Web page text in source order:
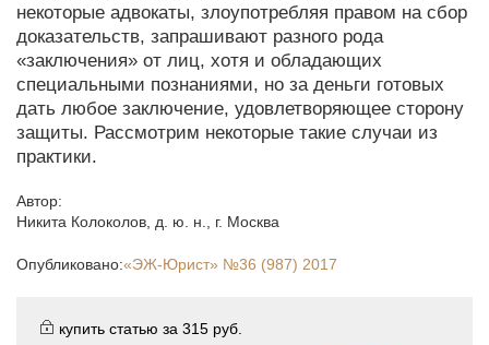
некоторые адвокаты, злоупотребляя правом на сбор
доказательств, запрашивают разного рода
«заключения» от лиц, хотя и обладающих
специальными познаниями, но за деньги готовых
дать любое заключение, удовлетворяющее сторону
защиты. Рассмотрим некоторые такие случаи из
практики.
Автор:
Никита Колоколов д. ю. н., г. Москва
Опубликовано:«ЭЖ-Юрист» №36 (987) 2017
купить статью за 315 руб.